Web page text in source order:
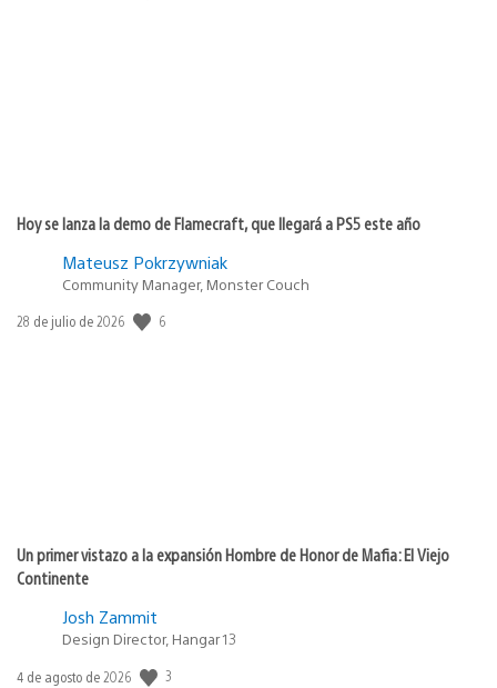
Hoy se lanza la demo de Flamecraft, que llegará a PS5 este año
Mateusz Pokrzywniak
Community Manager, Monster Couch
Fecha
28 de julio de 2026 6
Un primer vistazo a la expansión Hombre de Honor de Mafia: El Viejo
Continente
Josh Zammit
Design Director, Hangar 13
Fecha
4 de agosto de 2026 3